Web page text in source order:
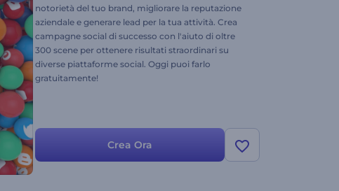
notorietà del tuo brand, migliorare la reputazione
aziendale e generare lead per la tua attività. Crea
campagne social di successo con l'aiuto di oltre
300 scene per ottenere risultati straordinari su
diverse piattaforme social. Oggi puoi farlo
gratuitamente!
Crea Ora